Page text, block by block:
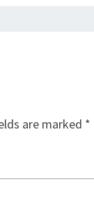
are marked *